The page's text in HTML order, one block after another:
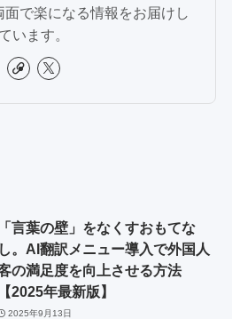
面で楽になる情報をお届けし
ています。
「言葉の壁」をなくすおもてな
し。AI翻訳メニュー導入で外国人
の満足度を向上させる方法
【2025年最新版】
2025年9月13日